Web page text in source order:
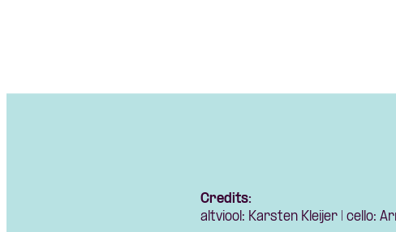
Credits:
altviool: Karsten Kleijer | cello: